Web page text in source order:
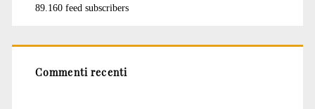
89.160 feed subscribers
Commenti recenti